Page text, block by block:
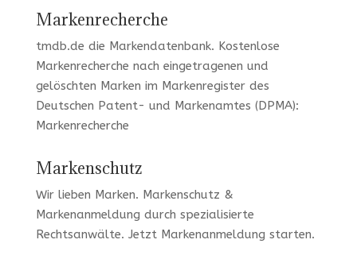
Markenrecherche
tmdb.de die Markendatenbank. Kostenlose
Markenrecherche nach eingetragenen und
gelöschten Marken im Markenregister des
Deutschen Patent- und Markenamtes (DPMA):
Markenrecherche
Markenschutz
Wir lieben Marken. Markenschutz &
Markenanmeldung durch spezialisierte
Rechtsanwälte. Jetzt Markenanmeldung starten.